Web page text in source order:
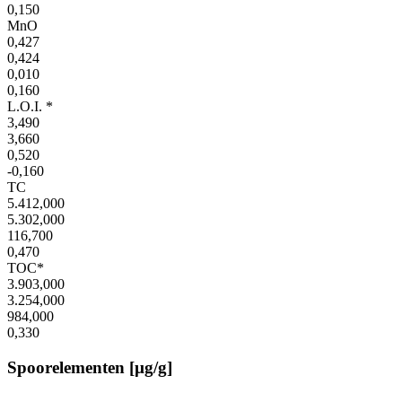
0,150
MnO
0,427
0,424
0,010
0,160
L.O.I. *
3,490
3,660
0,520
-0,160
TC
5.412,000
5.302,000
116,700
0,470
TOC*
3.903,000
3.254,000
984,000
0,330
Spoorelementen [µg/g]